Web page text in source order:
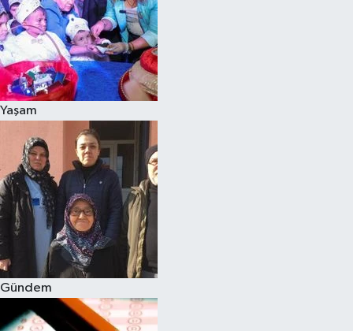
Yaşam
Gündem